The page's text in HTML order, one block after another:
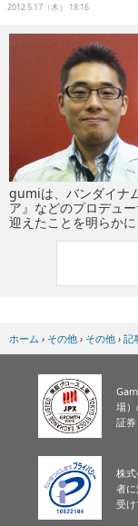
イベント/セミナー
eスポーツ
2012.5.17（木） 18:16
gumiは、バンダイナ
ア』などのプロデュ
迎えたことを明らかに
ホーム › その他 › その他 › 記
場）
証
株
者
受け